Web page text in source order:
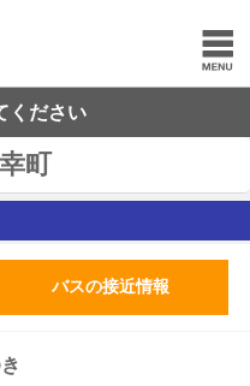
ください
町
バスの接近情報